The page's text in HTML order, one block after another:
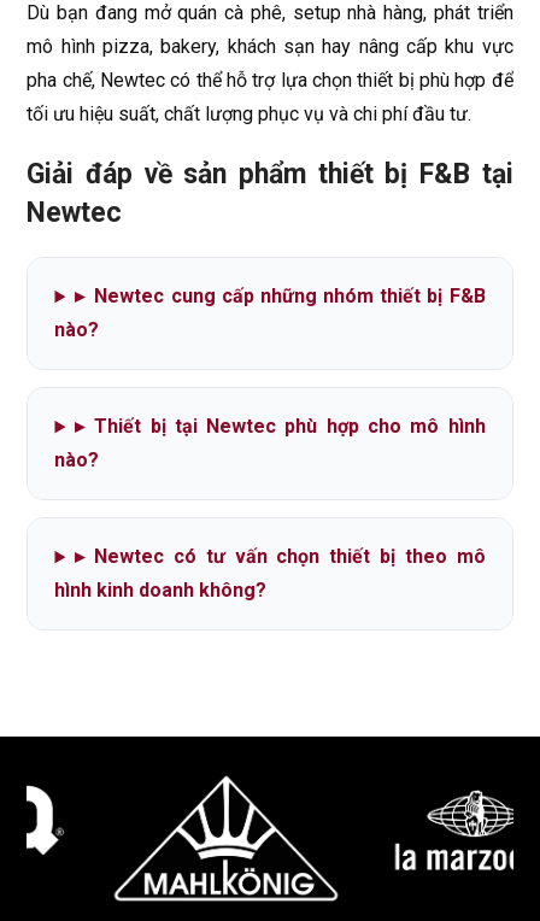
Dù bạn đang mở quán cà phê, setup nhà hàng, phát triển
mô hình pizza, bakery, khách sạn hay nâng cấp khu vực
pha chế, Newtec có thể hỗ trợ lựa chọn thiết bị phù hợp để
tối ưu hiệu suất, chất lượng phục vụ và chi phí đầu tư.
Giải đáp về sản phẩm thiết bị F&B tại
Newtec
▸ Newtec cung cấp những nhóm thiết bị F&B
nào?
▸ Thiết bị tại Newtec phù hợp cho mô hình
nào?
▸ Newtec có tư vấn chọn thiết bị theo mô
hình kinh doanh không?